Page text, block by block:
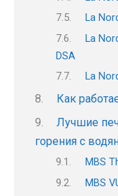
La
La
DSA
La
Как
Лучшие
горения с
MBS
MBS